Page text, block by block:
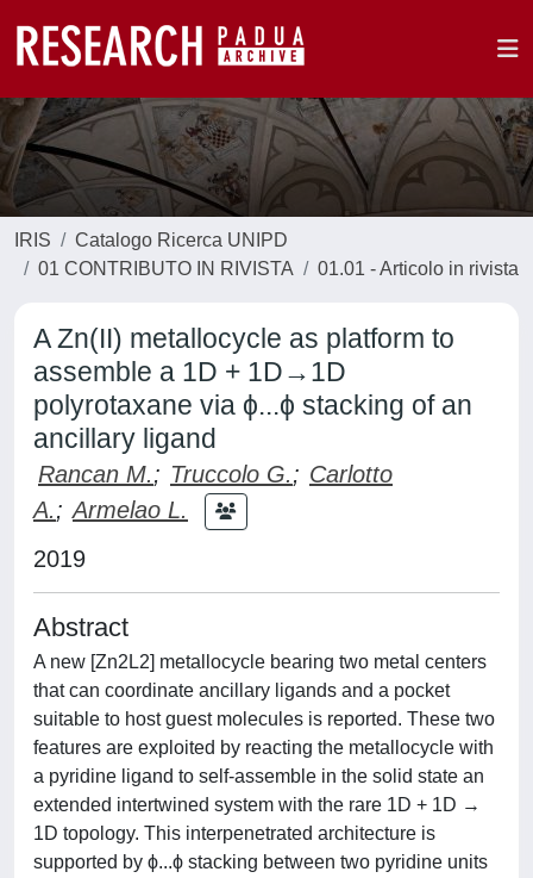
IRIS
Catalogo Ricerca UNIPD
01 CONTRIBUTO IN RIVISTA
01.01 - Articolo in rivista
A Zn(II) metallocycle as platform to
assemble a 1D + 1D→1D
polyrotaxane via ϕ...ϕ stacking of an
ancillary ligand
Rancan M.; Truccolo G.; Carlotto
A.; Armelao L.
2019
Abstract
A new [Zn2L2] metallocycle bearing two metal centers
that can coordinate ancillary ligands and a pocket
suitable to host guest molecules is reported. These two
features are exploited by reacting the metallocycle with
a pyridine ligand to self-assemble in the solid state an
extended intertwined system with the rare 1D + 1D →
1D topology. This interpenetrated architecture is
supported by ϕ...ϕ stacking between two pyridine units